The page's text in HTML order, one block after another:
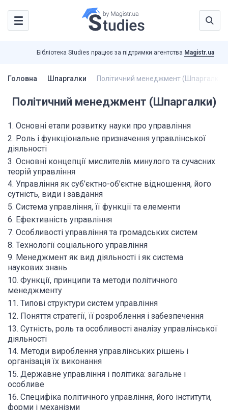
Бібліотека Studies працює за підтримки агентства Magistr.ua
Головна Шпаргалки Політичний менеджмент (Шпаргалки)
Політичний менеджмент (Шпаргалки)
1. Основні етапи розвитку науки про управління
2. Роль і функціональне призначення управлінської
діяльності
3. Основні концепції мислителів минулого та сучасних
теорій управління
4. Управління як суб’єктно-об’єктне відношення, його
сутність, види і завдання
5. Система управління, її функції та елементи
6. Ефективність управління
7. Особливості управління та громадських систем
8. Технології соціального управління
9. Менеджмент як вид діяльності і як система
наукових знань
10. Функції, принципи та методи політичного
менеджменту
11. Типові структури систем управління
12. Поняття стратегії, її розроблення і забезпечення
13. Сутність, роль та особливості аналізу управлінської
діяльності
14. Методи вироблення управлінських рішень і
організація їх виконання
15. Державне управління і політика: загальне і
особливе
16. Специфіка політичного управління, його інститути,
форми і механізми